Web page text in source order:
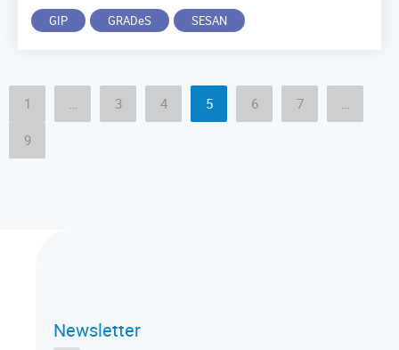
GIP GRADeS SESAN
1 3 4 5 6 7
9
Newsletter